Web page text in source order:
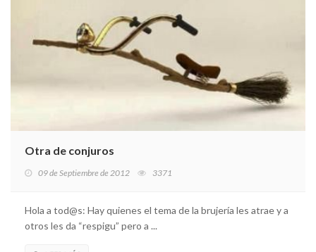
Otra de conjuros
09 de Septiembre de 2012 3371
Hola a tod@s: Hay quienes el tema de la brujería les atrae y a
otros les da “respigu” pero a ...